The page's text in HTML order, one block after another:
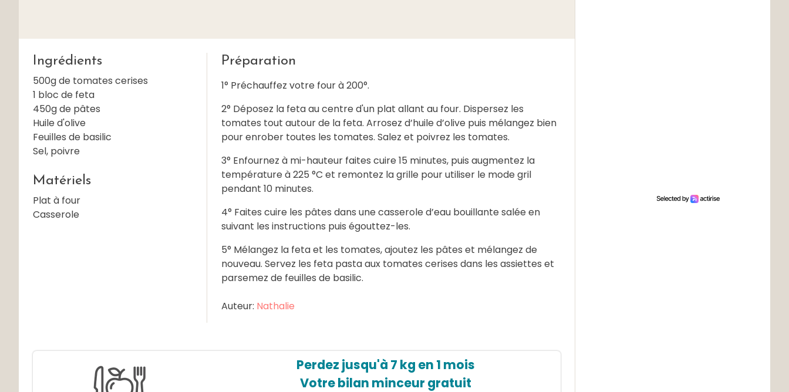
Ingrédients
500g de tomates cerises
1 bloc de feta
450g de pâtes
Huile d'olive
Feuilles de basilic
Sel, poivre
Matériels
Plat à four
Casserole
Préparation
1° Préchauffez votre four à 200°.
2° Déposez la feta au centre d'un plat allant au four. Dispersez les
tomates tout autour de la feta. Arrosez d’huile d’olive puis mélangez bien
pour enrober toutes les tomates. Salez et poivrez les tomates.
3° Enfournez à mi-hauteur faites cuire 15 minutes, puis augmentez la
température à 225 °C et remontez la grille pour utiliser le mode gril
pendant 10 minutes.
4° Faites cuire les pâtes dans une casserole d’eau bouillante salée en
suivant les instructions puis égouttez-les.
5° Mélangez la feta et les tomates, ajoutez les pâtes et mélangez de
nouveau. Servez les feta pasta aux tomates cerises dans les assiettes et
parsemez de feuilles de basilic.
Auteur: Nathalie
Perdez jusqu'à 7 kg en 1 mois
Votre bilan minceur gratuit